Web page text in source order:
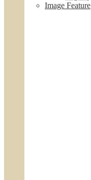
Image Feature